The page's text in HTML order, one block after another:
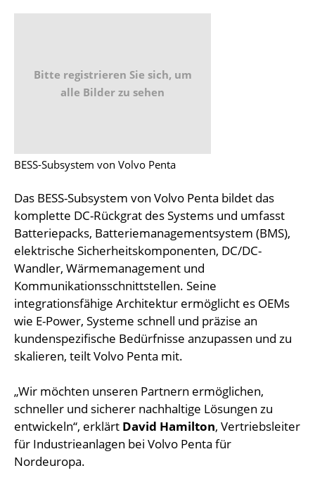
Bitte registrieren Sie sich, um
alle Bilder zu sehen
BESS-Subsystem von Volvo Penta
Das BESS-Subsystem von Volvo Penta bildet das
komplette DC-Rückgrat des Systems und umfasst
Batteriepacks, Batteriemanagementsystem (BMS),
elektrische Sicherheitskomponenten, DC/DC-
Wandler, Wärmemanagement und
Kommunikationsschnittstellen. Seine
integrationsfähige Architektur ermöglicht es OEMs
wie E-Power, Systeme schnell und präzise an
kundenspezifische Bedürfnisse anzupassen und zu
skalieren, teilt Volvo Penta mit.
„Wir möchten unseren Partnern ermöglichen,
schneller und sicherer nachhaltige Lösungen zu
entwickeln“, erklärt David Hamilton, Vertriebsleiter
für Industrieanlagen bei Volvo Penta für
Nordeuropa.